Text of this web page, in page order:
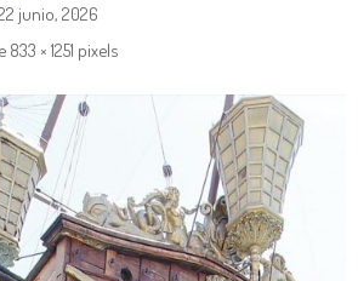
junio, 2026
833 × 1251 pixels